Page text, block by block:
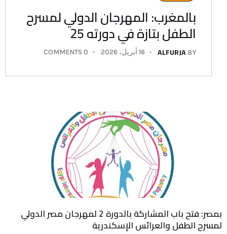
بالمغرب: المهرجان الدولي لمسرح
الطفل بتازة في دورته 25
BY
ALFURJA 16 أبريل، 2026 0 COMMENTS
بمصر: فتح باب المشاركة بالدورة 2 لمهرجان مصر الدولي
لمسرح الطفل والعرائس الإسكندرية